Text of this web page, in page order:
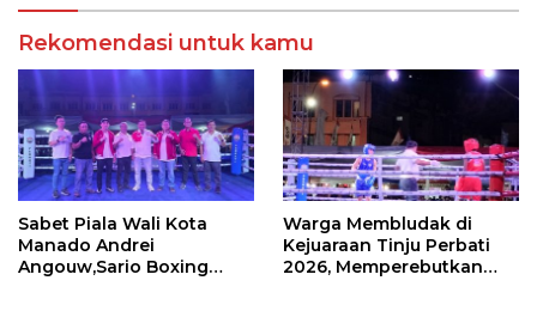
Rekomendasi untuk kamu
Sabet Piala Wali Kota
Manado Andrei
Angouw,Sario Boxing
Warga Membludak di
Kejuaraan Tinju Perbati
2026, Memperebutkan